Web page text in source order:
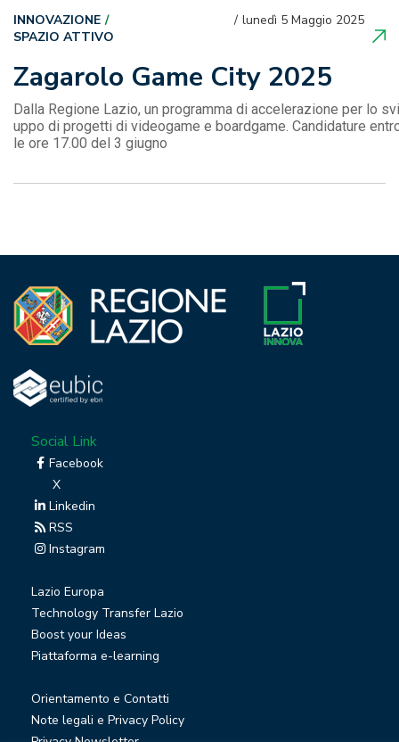
Zagarolo Game City 2025
lunedì 5 Maggio 2025
INNOVAZIONE
SPAZIO ATTIVO
Dalla Regione Lazio, un programma di accelerazione per lo
uppo di progetti di videogame e boardgame. Candidature
le ore 17.00 del 3 giugno
Social Link
Facebook
X
Linkedin
RSS
Instagram
Lazio Europa
Technology Transfer Lazio
Boost your Ideas
Piattaforma e-learning
Orientamento e Contatti
Note legali e Privacy Policy